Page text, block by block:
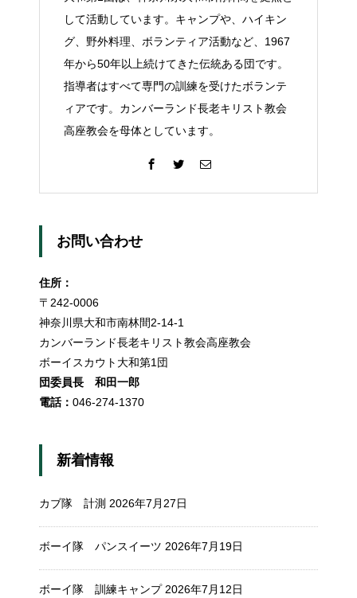
して活動しています。キャンプや、ハイキン
グ、野外料理、ボランティア活動など、1967
年から50年以上続けてきた伝統ある団です。
指導者はすべて専門の訓練を受けたボランテ
ィアです。カンバーランド長老キリスト教会
高座教会を母体としています。
お問い合わせ
住所：
〒242-0006
神奈川県大和市南林間2-14-1
カンバーランド長老キリスト教会高座教会
ボーイスカウト大和第1団
団委員長 和田一郎
電話： 046-274-1370
新着情報
カブ隊 計測 2026年7月27日
ボーイ隊 パンスイーツ 2026年7月19日
ボーイ隊 訓練キャンプ 2026年7月12日